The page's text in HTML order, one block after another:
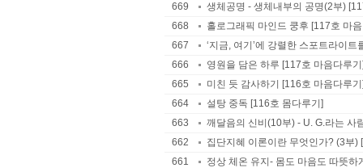
669
생체공명 - 생체내부의 공명(2부)
668
홀로그래픽 마인드 쿵후 [117호 마
667
‘지금, 여기’에 강렬한 스포트라이
666
영원을 담은 하루 [117호 마음다루
665
미친 듯 감사하기 [116호 마음다루
664
설탕 중독 [116호 몸다루기]
663
깨달음의 신비(10부) - U. G.라는 사
662
집단지혜 이론이란 무엇인가? (3부)
661
정상 체온 유지- 몸도 마음도 따뜻